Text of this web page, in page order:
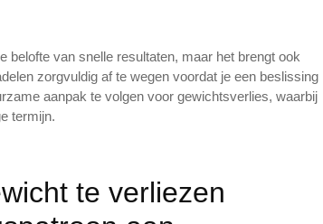
belofte van snelle resultaten, maar het brengt ook
zorgvuldig af te wegen voordat je een beslissing
aanpak te volgen voor gewichtsverlies, waarbij
termijn.
te verliezen